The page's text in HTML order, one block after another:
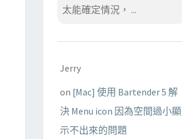
太能確定情況， ...
Jerry
on [Mac] 使用 Bartender 5 解
決 Menu icon 因為空間過小顯
示不出來的問題